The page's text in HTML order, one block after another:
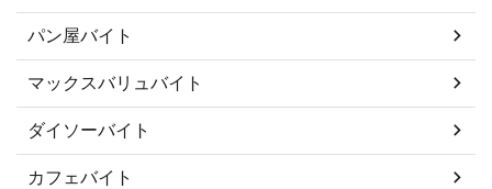
パン屋バイト
マックスバリュバイト
ダイソーバイト
カフェバイト